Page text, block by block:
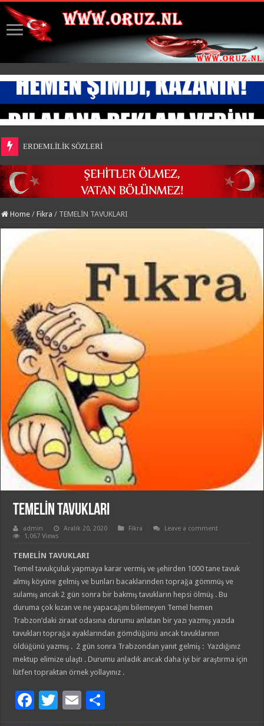
ERDEMLİLİK SÖZLERİ
Home / Fikra / TEMELİN TAVUKLARI
TEMELİN TAVUKLARI
admin Aralık 20, 2020 Fikra
Leave a comment
1,067 Views
TEMELİN TAVUKLARI
Temel tavukçuluk yapmaya karar vermiş ve şehirden 1000 tane tavuk
almış köyüne gelmiş ve bunları bacaklarınden toprağa gömmüş ve
sulamış ancak 2 gün sonra bir bakmış tavukların hepsi ölmüş . Bu
duruma çok kızan ve ne yapacağını bilemeyen Temel hemen
Trabzon’daki ziraat odasına durumu anlatan bir yazı yazmış yazıda
tavukları toprağa ayaklarından gömdüğünü ancak tavuklarının
öldüğünü yazmış . 2 gün sonra Trabzondan yanıt gelmiş : Yazdığınız
mektup elimize ulaştı . Durumu anladık ancak daha iyi bir araştırma için
lütfen topraktan örnek yollayınız .
F
T
E